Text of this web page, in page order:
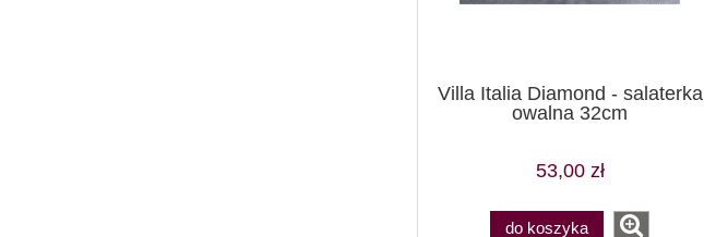
Villa Italia Diamond - salaterka
owalna 32cm
53,00 zł
do koszyka